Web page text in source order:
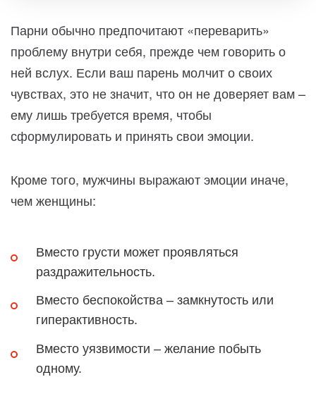
Парни обычно предпочитают «переварить»
проблему внутри себя, прежде чем говорить о
ней вслух. Если ваш парень молчит о своих
чувствах, это не значит, что он не доверяет вам –
ему лишь требуется время, чтобы
сформулировать и принять свои эмоции.
Кроме того, мужчины выражают эмоции иначе,
чем женщины:
Вместо грусти может проявляться
раздражительность.
Вместо беспокойства – замкнутость или
гиперактивность.
Вместо уязвимости – желание побыть
одному.